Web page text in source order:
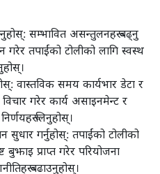
सम्भावित असन्तुलनहरू बढ्नु
गरेर तपाईंको टोलीको लागि स्वस्थ
वास्तविक समय कार्यभार डेटा र
गरेर कार्य असाइनमेन्ट र
लिनुहोस्।
सुधार गर्नुहोस्: तपाईंको टोलीको
बुझाइ प्राप्त गरेर परियोजना
बढाउनुहोस्।